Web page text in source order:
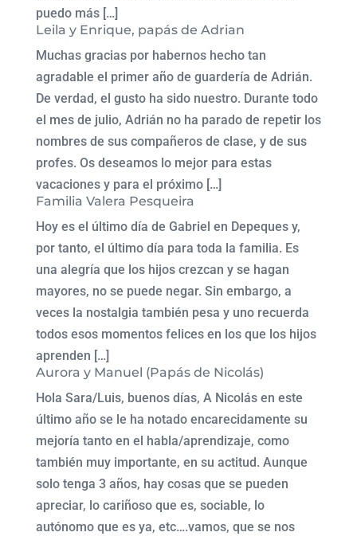
puedo más […]
Leila y Enrique, papás de Adrian
Muchas gracias por habernos hecho tan
agradable el primer año de guardería de Adrián.
De verdad, el gusto ha sido nuestro. Durante todo
el mes de julio, Adrián no ha parado de repetir los
nombres de sus compañeros de clase, y de sus
profes. Os deseamos lo mejor para estas
vacaciones y para el próximo […]
Familia Valera Pesqueira
Hoy es el último día de Gabriel en Depeques y,
por tanto, el último día para toda la familia. Es
una alegría que los hijos crezcan y se hagan
mayores, no se puede negar. Sin embargo, a
veces la nostalgia también pesa y uno recuerda
todos esos momentos felices en los que los hijos
aprenden […]
Aurora y Manuel (Papás de Nicolás)
Hola Sara/Luis, buenos días, A Nicolás en este
último año se le ha notado encarecidamente su
mejoría tanto en el habla/aprendizaje, como
también muy importante, en su actitud. Aunque
solo tenga 3 años, hay cosas que se pueden
apreciar, lo cariñoso que es, sociable, lo
autónomo que es ya, etc….vamos, que se nos